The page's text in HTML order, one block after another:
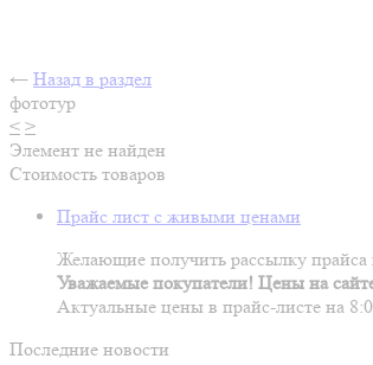
← Назад в раздел
фототур
< >
Элемент не найден
Стоимость товаров
Прайс лист с живыми ценами
Желающие получить рассылку прайса
Уважаемые покупатели! Цены на
Актуальные цены в прайс-листе на
Последние новости